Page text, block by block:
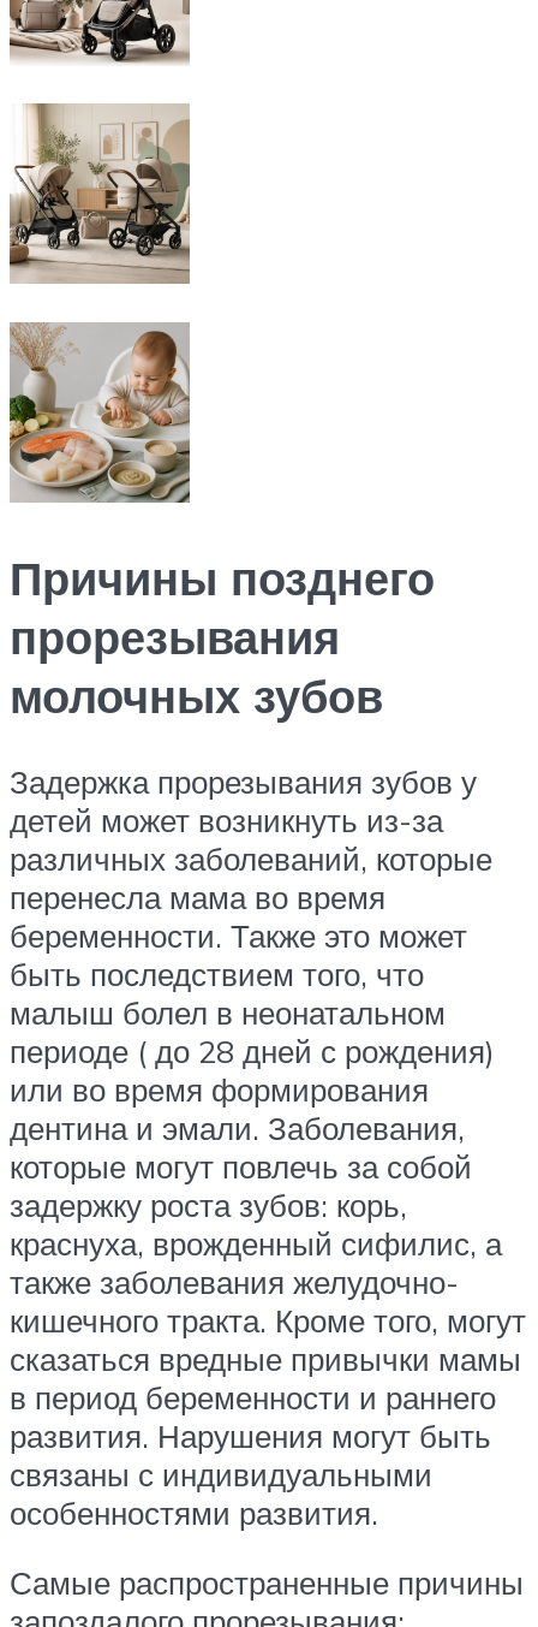
Причины позднего
прорезывания
молочных зубов
Задержка прорезывания зубов у
детей может возникнуть из-за
различных заболеваний, которые
перенесла мама во время
беременности. Также это может
быть последствием того, что
малыш болел в неонатальном
периоде ( до 28 дней с рождения)
или во время формирования
дентина и эмали. Заболевания,
которые могут повлечь за собой
задержку роста зубов: корь,
краснуха, врожденный сифилис, а
также заболевания желудочно-
кишечного тракта. Кроме того, могут
сказаться вредные привычки мамы
в период беременности и раннего
развития. Нарушения могут быть
связаны с индивидуальными
особенностями развития.
Самые распространенные причины